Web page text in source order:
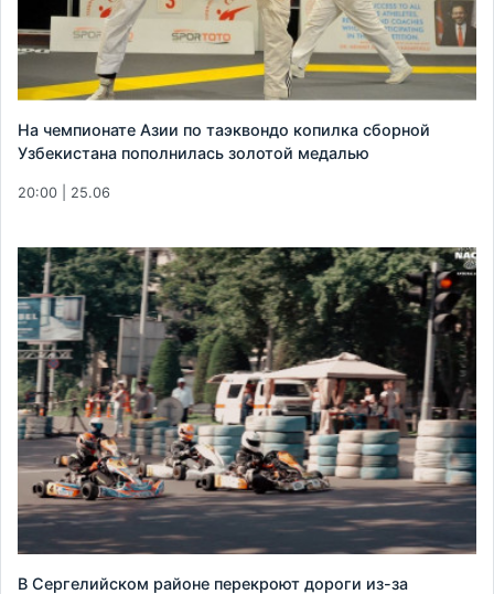
На чемпионате Азии по таэквондо копилка сборной
Узбекистана пополнилась золотой медалью
20:00 | 25.06
В Сергелийском районе перекроют дороги из-за